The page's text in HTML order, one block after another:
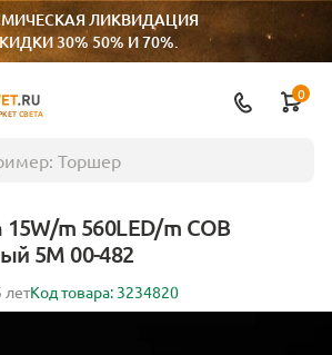
ЛИКВИДАЦИЯ
30% 50% И 70%.
СВЕТА
0
m 560LED/m COB
5M 00-482
летКод товара: 3234820